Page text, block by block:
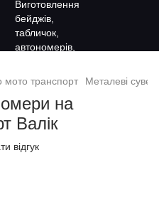
мото транспорт Металеві
на
Валік
відгук